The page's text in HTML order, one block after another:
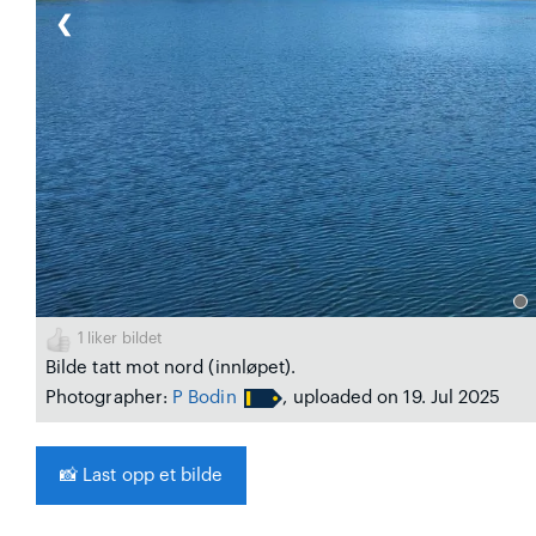
❮
1 liker bildet
Bilde tatt mot nord (innløpet).
Photographer: P Bodin , uploaded on 19. Jul 2025
📸 Last opp et bilde